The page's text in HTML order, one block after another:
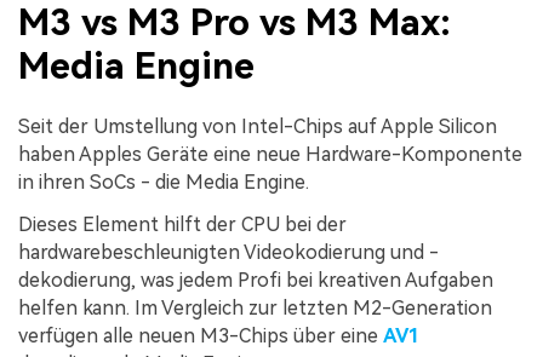
M3 vs M3 Pro vs M3 Max:
Media Engine
Seit der Umstellung von Intel-Chips auf Apple Silicon
haben Apples Geräte eine neue Hardware-Komponente
in ihren SoCs - die Media Engine.
Dieses Element hilft der CPU bei der
hardwarebeschleunigten Videokodierung und -
dekodierung, was jedem Profi bei kreativen Aufgaben
helfen kann. Im Vergleich zur letzten M2-Generation
verfügen alle neuen M3-Chips über eine AV1